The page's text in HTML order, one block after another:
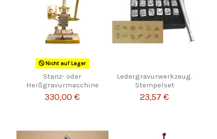
Nicht auf Lager
Stanz- oder
Heißgravurmaschine
330,00 €
Ledergravurwerkzeug.
Stempelset
23,57 €